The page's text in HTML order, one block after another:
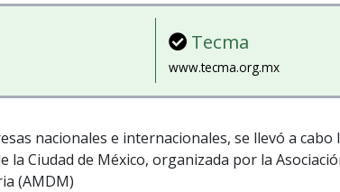
Tecma
www.tecma.org.mx
nacionales e internacionales, se llevó a cabo
la Ciudad de México, organizada por la
(AMDM)